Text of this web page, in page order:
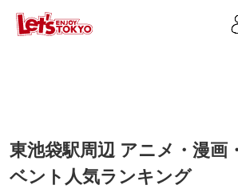
東池袋駅周辺 アニメ・漫画
ベント人気ランキング